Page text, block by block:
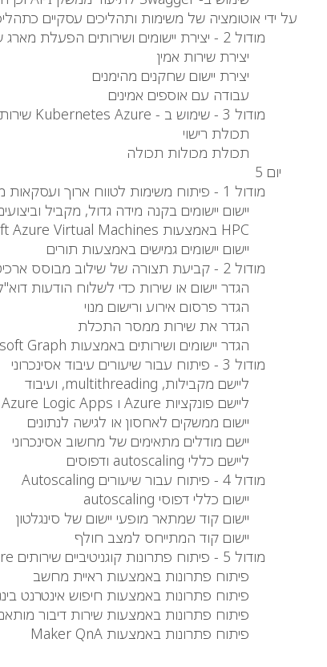
על ידי אוטומציה של משימות ותהליכים עסקיים
מודול 2 - יצירת יישומים ושירותים הפעלת מארג שירות
יצירת שירות אמין
יצירת יישום שחקנים מהימנים
עבודה עם אוספים אמינים
מודול 3 - שימוש ב - Kubernetes Azure שירות מודול זה מתמקד בתכלת
תכולת רישוי
תכולת מכולות תכולה
יום 5
מודול 1 - פיתוח משימות לטווח ארוך ועסקאות מבוזרות
יישום יישומים בקנה מידה גדול, מקביל
יישום יישומים גמישים באמצעות תורים
מודול 2 - קביעת תצורה של שילוב מבוסס ארכיטקטורה מבוסס הודעות
הגדר יישום או שירות כדי לשלוח הודעות
הגדר פרסום אירוע ורישום מנוי
הגדר את שירות ממסר התכלת
הגדר יישומים ושירותים באמצעות Microsoft Graph
מודול 3 - פיתוח עבור שיעורים עיבוד אסינכרוני
ליישם מקבילות, multithreading, ועיבוד
ליישם פונקציות Azure ו Azure Logic Apps
יישום ממשקים לאחסון או לגישה לנתונים
יישם מודלים מתאימים של מחשוב אסינכרוני
ליישם כללי autoscaling ודפוסים
מודול 4 - פיתוח עבור שיעורים Autoscaling
יישום כללי דפוסי autoscaling
יישום קוד שמתאר מופעי יישום של סינגלטון
יישום קוד המתייחס למצב חולף
מודול 5 - פיתוח פתרונות קוגניטיביים שירותים Azure שיעורים
פיתוח פתרונות באמצעות ראיית מחשב
פיתוח פתרונות באמצעות חיפוש אינטרנט
פיתוח פתרונות באמצעות שירות דיבור
פיתוח פתרונות באמצעות Maker QnA